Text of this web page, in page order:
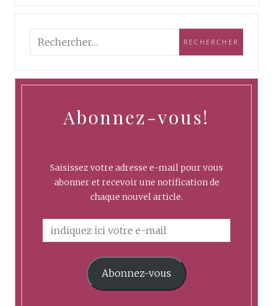
Abonnez-vous!
Saisissez votre adresse e-mail pour vous
abonner et recevoir une notification de
chaque nouvel article.
Abonnez-vous